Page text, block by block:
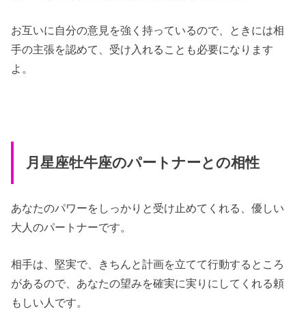
お互いに自分の意見を強く持っているので、ときには相
手の主張を認めて、受け入れることも必要になります
よ。
月星座牡牛座のパートナーとの相性
あなたのパワーをしっかりと受け止めてくれる、優しい
大人のパートナーです。
相手は、堅実で、きちんと計画を立てて行動するところ
があるので、あなたの望みを確実に実りにしてくれる頼
もしい人です。